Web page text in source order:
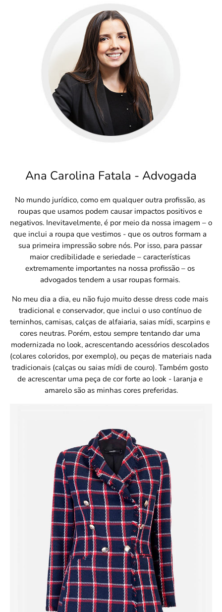
Ana Carolina Fatala - Advogada
No mundo jurídico, como em qualquer outra profissão, as
roupas que usamos podem causar impactos positivos e
negativos. Inevitavelmente, é por meio da nossa imagem – o
que inclui a roupa que vestimos - que os outros formam a
sua primeira impressão sobre nós. Por isso, para passar
maior credibilidade e seriedade – características
extremamente importantes na nossa profissão – os
advogados tendem a usar roupas formais.
No meu dia a dia, eu não fujo muito desse dress code mais
tradicional e conservador, que inclui o uso contínuo de
terninhos, camisas, calças de alfaiaria, saias mídi, scarpins e
cores neutras. Porém, estou sempre tentando dar uma
modernizada no look, acrescentando acessórios descolados
(colares coloridos, por exemplo), ou peças de materiais nada
tradicionais (calças ou saias mídi de couro). Também gosto
de acrescentar uma peça de cor forte ao look - laranja e
amarelo são as minhas cores preferidas.